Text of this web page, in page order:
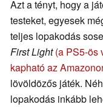
Azt a tényt, hogy a
testeket, egyesek
teljes lopakodás
First Light(a PS5-ös
kapható az
lövöldözős játék.
lopakodás inkább